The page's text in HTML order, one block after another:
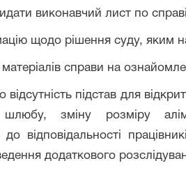
виконавчий лист по
щодо рішення суду, яким
справи на
відсутність підстав для
шлюбу, зміну розміру
до відповідальності
додаткового